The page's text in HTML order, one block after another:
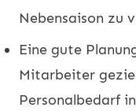
Nebensaison zu
Eine gute
Mitarbeiter
Personalbedarf